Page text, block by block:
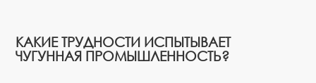
КАКИЕ ТРУДНОСТИ ИСПЫТЫВАЕТ
ЧУГУННАЯ ПРОМЫШЛЕННОСТЬ?